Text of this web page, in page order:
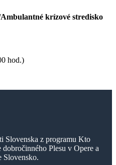
krízové stredisko
hod.)
Slovenska z programu Kto
Plesu v Opere a
Slovensko.